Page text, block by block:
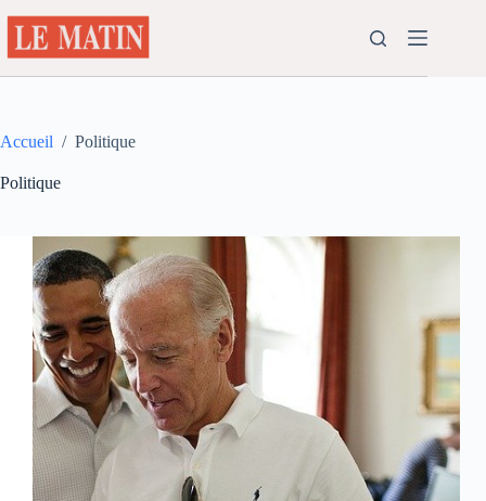
au
contenu
Accueil / Politique
Politique